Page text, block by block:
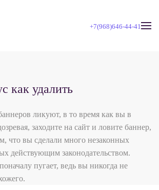
+7(968)646-44-41
как удалить
ликуют, в то время как вы в
заходите на сайт и ловите баннер,
что вы сделали много незаконных
действующим законодательством.
пугает, ведь вы никогда не